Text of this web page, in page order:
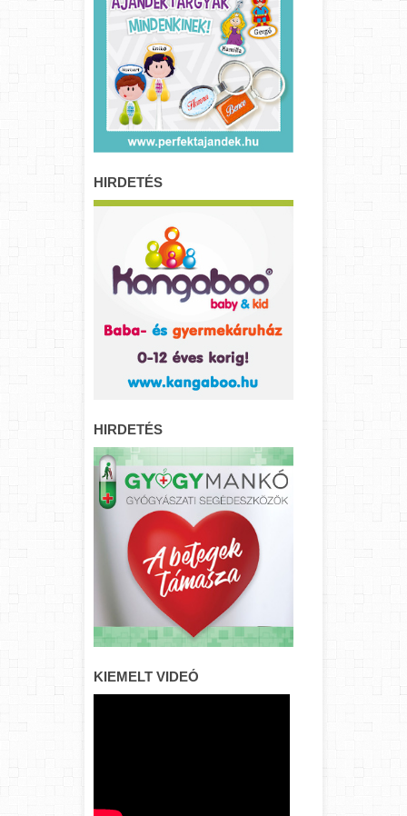
HIRDETÉS
HIRDETÉS
KIEMELT VIDEÓ